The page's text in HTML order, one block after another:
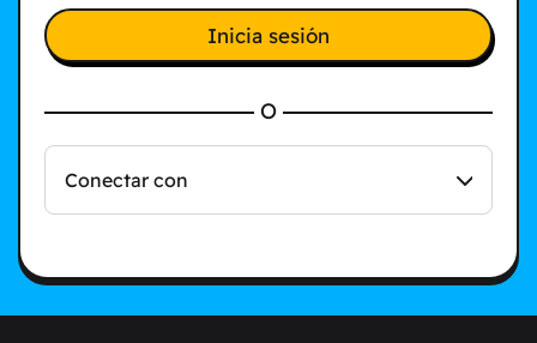
Inicia sesión
O
Conectar con